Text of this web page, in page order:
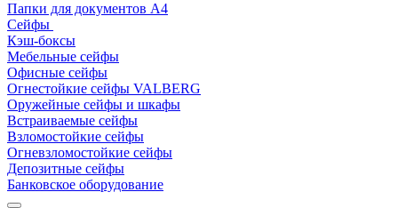
Папки для документов A4
Сейфы
Кэш-боксы
Мебельные сейфы
Офисные сейфы
Огнестойкие сейфы VALBERG
Оружейные сейфы и шкафы
Встраиваемые сейфы
Взломостойкие сейфы
Огневзломостойкие сейфы
Депозитные сейфы
Банковское оборудование